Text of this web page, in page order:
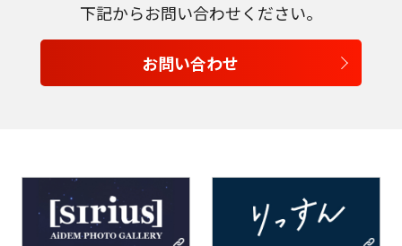
Tiếng Việt
下記からお問い合わせください。
お問い合わせ